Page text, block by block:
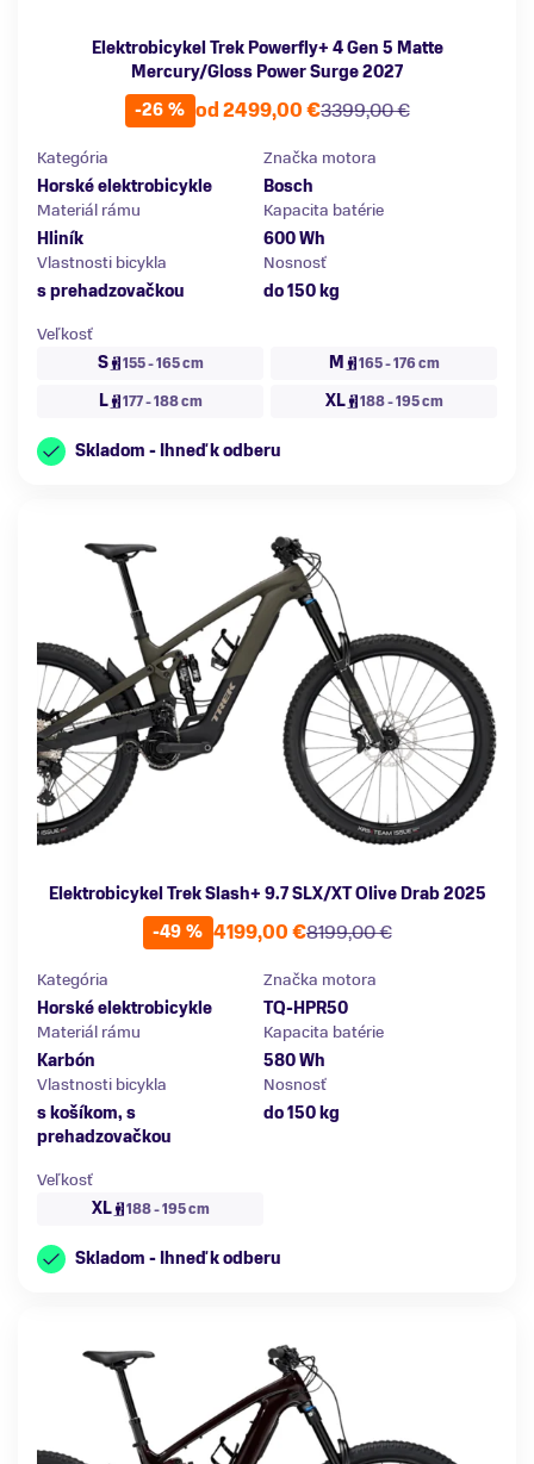
Elektrobicykel Trek Powerfly+ 4 Gen 5 Matte
Mercury/Gloss Power Surge 2027
-26 %
3399,00 €
od 2499,00 €
Kategória
Horské elektrobicykle
Značka motora
Bosch
Materiál rámu
Hliník
Kapacita batérie
600 Wh
Vlastnosti bicykla
s prehadzovačkou
Nosnosť
do 150 kg
Veľkosť
S
155 - 165 cm M 165 - 176 cm
L 177 - 188 cm XL 188 - 195 cm
Skladom - Ihneď k odberu
Elektrobicykel Trek Slash+ 9.7 SLX/XT Olive Drab 2025
-49 %
8199,00 €
4199,00 €
Kategória
Horské elektrobicykle
Značka motora
TQ-HPR50
Materiál rámu
Karbón
Kapacita batérie
580 Wh
Vlastnosti bicykla
s košíkom, s
prehadzovačkou
Nosnosť
do 150 kg
Veľkosť
XL
188 - 195 cm
Skladom - Ihneď k odberu